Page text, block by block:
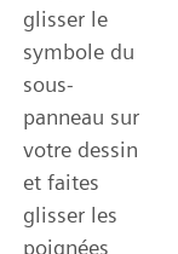
glisser le
symbole du
sous-
panneau sur
votre dessin
et faites
glisser les
poignées